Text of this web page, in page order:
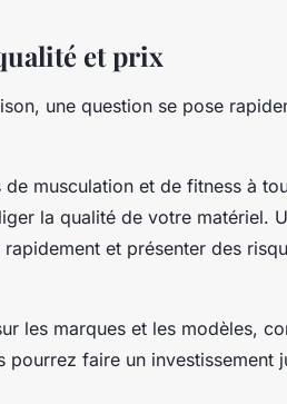
et prix
une question se pose
musculation et de fitness à
la qualité de votre matériel.
et présenter des
les marques et les modèles,
faire un investissement